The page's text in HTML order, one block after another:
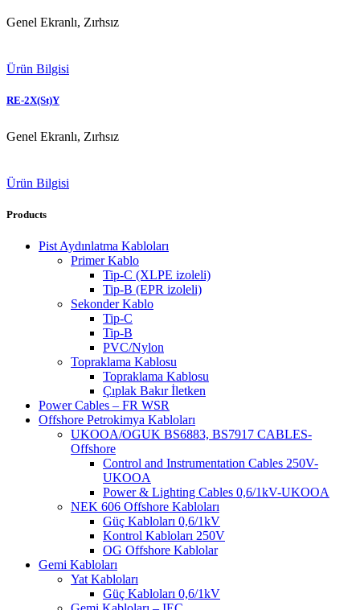
Genel Ekranlı, Zırhsız
Ürün Bilgisi
RE-2X(St)Y
Genel Ekranlı, Zırhsız
Ürün Bilgisi
Products
Pist Aydınlatma Kabloları
Primer Kablo
Tip-C (XLPE izoleli)
Tip-B (EPR izoleli)
Sekonder Kablo
Tip-C
Tip-B
PVC/Nylon
Topraklama Kablosu
Topraklama Kablosu
Çıplak Bakır İletken
Power Cables – FR WSR
Offshore Petrokimya Kabloları
UKOOA/OGUK BS6883, BS7917 CABLES-
Offshore
Control and Instrumentation Cables 250V-
UKOOA
Power & Lighting Cables 0,6/1kV-UKOOA
NEK 606 Offshore Kabloları
Güç Kabloları 0,6/1kV
Kontrol Kabloları 250V
OG Offshore Kablolar
Gemi Kabloları
Yat Kabloları
Güç Kabloları 0,6/1kV